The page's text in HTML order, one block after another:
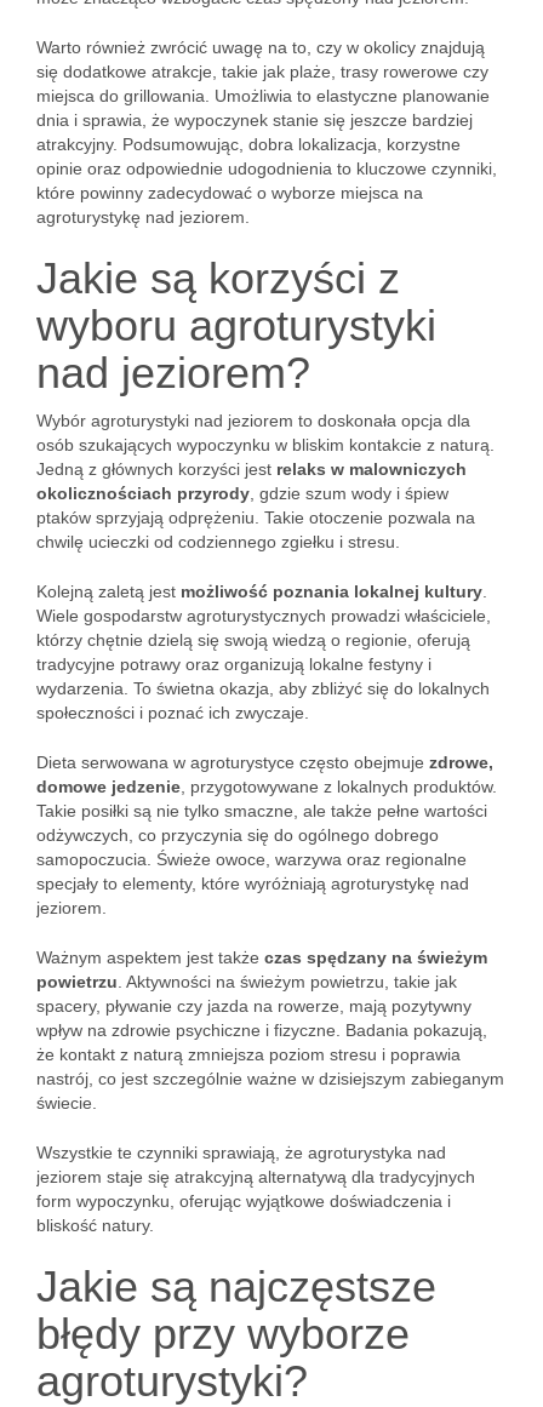
Warto również zwrócić uwagę na to, czy w okolicy znajdują
się dodatkowe atrakcje, takie jak plaże, trasy rowerowe czy
miejsca do grillowania. Umożliwia to elastyczne planowanie
dnia i sprawia, że wypoczynek stanie się jeszcze bardziej
atrakcyjny. Podsumowując, dobra lokalizacja, korzystne
opinie oraz odpowiednie udogodnienia to kluczowe czynniki,
które powinny zadecydować o wyborze miejsca na
agroturystykę nad jeziorem.
Jakie są korzyści z
wyboru agroturystyki
nad jeziorem?
Wybór agroturystyki nad jeziorem to doskonała opcja dla
osób szukających wypoczynku w bliskim kontakcie z naturą.
Jedną z głównych korzyści jest relaks w malowniczych
okolicznościach przyrody , gdzie szum wody i śpiew
ptaków sprzyjają odprężeniu. Takie otoczenie pozwala na
chwilę ucieczki od codziennego zgiełku i stresu.
Kolejną zaletą jest możliwość poznania lokalnej kultury
Wiele gospodarstw agroturystycznych prowadzi właściciele,
którzy chętnie dzielą się swoją wiedzą o regionie, oferują
tradycyjne potrawy oraz organizują lokalne festyny i
wydarzenia. To świetna okazja, aby zbliżyć się do lokalnych
społeczności i poznać ich zwyczaje.
Dieta serwowana w agroturystyce często obejmuje zdrowe,
domowe jedzenie , przygotowywane z lokalnych produktów.
Takie posiłki są nie tylko smaczne, ale także pełne wartości
odżywczych, co przyczynia się do ogólnego dobrego
samopoczucia. Świeże owoce, warzywa oraz regionalne
specjały to elementy, które wyróżniają agroturystykę nad
jeziorem.
Ważnym aspektem jest także czas spędzany na świeżym
powietrzu . Aktywności na świeżym powietrzu, takie jak
spacery, pływanie czy jazda na rowerze, mają pozytywny
wpływ na zdrowie psychiczne i fizyczne. Badania pokazują,
że kontakt z naturą zmniejsza poziom stresu i poprawia
nastrój, co jest szczególnie ważne w dzisiejszym zabieganym
świecie.
Wszystkie te czynniki sprawiają, że agroturystyka nad
jeziorem staje się atrakcyjną alternatywą dla tradycyjnych
form wypoczynku, oferując wyjątkowe doświadczenia i
bliskość natury.
Jakie są najczęstsze
błędy przy wyborze
agroturystyki?